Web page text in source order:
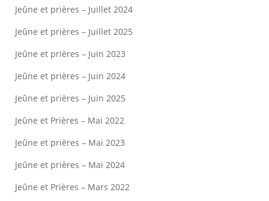
Jeûne et prières – Juillet 2024
Jeûne et prières – Juillet 2025
Jeûne et prières – Juin 2023
Jeûne et prières – Juin 2024
Jeûne et prières – Juin 2025
Jeûne et Prières – Mai 2022
Jeûne et prières – Mai 2023
Jeûne et prières – Mai 2024
Jeûne et Prières – Mars 2022